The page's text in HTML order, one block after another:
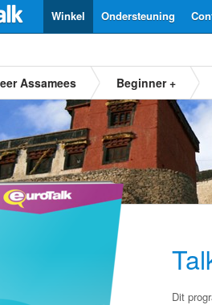
Ondersteuning
Winkel
Assamees Beginner +
Dit